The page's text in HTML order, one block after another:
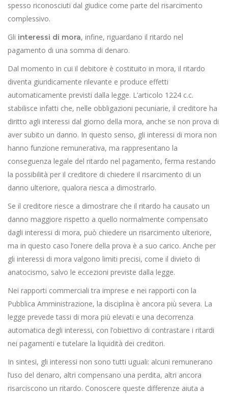
spesso riconosciuti dal giudice come parte del risarcimento
complessivo.
Gli interessi di mora, infine, riguardano il ritardo nel
pagamento di una somma di denaro.
Dal momento in cui il debitore è costituito in mora, il ritardo
diventa giuridicamente rilevante e produce effetti
automaticamente previsti dalla legge. L’articolo 1224 c.c.
stabilisce infatti che, nelle obbligazioni pecuniarie, il creditore ha
diritto agli interessi dal giorno della mora, anche se non prova di
aver subito un danno. In questo senso, gli interessi di mora non
hanno funzione remunerativa, ma rappresentano la
conseguenza legale del ritardo nel pagamento, ferma restando
la possibilità per il creditore di chiedere il risarcimento di un
danno ulteriore, qualora riesca a dimostrarlo.
Se il creditore riesce a dimostrare che il ritardo ha causato un
danno maggiore rispetto a quello normalmente compensato
dagli interessi di mora, può chiedere un risarcimento ulteriore,
ma in questo caso l’onere della prova è a suo carico. Anche per
gli interessi di mora valgono limiti precisi, come il divieto di
anatocismo, salvo le eccezioni previste dalla legge.
Nei rapporti commerciali tra imprese e nei rapporti con la
Pubblica Amministrazione, la disciplina è ancora più severa. La
legge prevede tassi di mora più elevati e una decorrenza
automatica degli interessi, con l’obiettivo di contrastare i ritardi
nei pagamenti e tutelare la liquidità dei creditori.
In sintesi, gli interessi non sono tutti uguali: alcuni remunerano
l’uso del denaro, altri compensano una perdita, altri ancora
risarciscono un ritardo. Conoscere queste differenze aiuta a